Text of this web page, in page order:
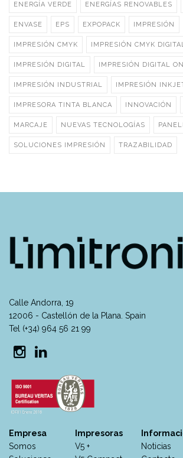
ENERGÍA VERDE ENERGÍAS RENOVABLES
ENVASE EPS EXPOPACK IMPRESIÓN
IMPRESIÓN CMYK IMPRESIÓN CMYK
IMPRESIÓN DIGITAL IMPRESIÓN DIGITAL
IMPRESIÓN INDUSTRIAL IMPRESIÓN
IMPRESORA TINTA BLANCA INNOVACIÓN
MARCAJE NUEVAS TECNOLOGÍAS
SOLUCIONES IMPRESIÓN TRAZABILIDAD
Calle Andorra, 19
12006 - Castellón de la Plana. Spain
Tel (+34) 964 56 21 99
Empresa
Somos
Impresoras
V5 +
Noticias